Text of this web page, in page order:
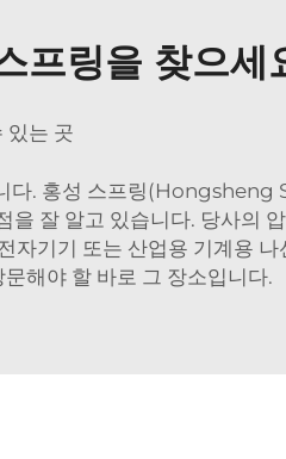
프링을 찾으세
있는 곳
다. 홍성 스프링
잘 알고 있습니다. 당사의
기기 또는 산업용 기계용
해야 할 바로 그 장소입니다.